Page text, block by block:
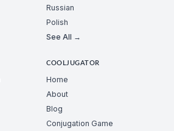
Russian
Polish
See All →
COOLJUGATOR
Home
About
Blog
Conjugation Game